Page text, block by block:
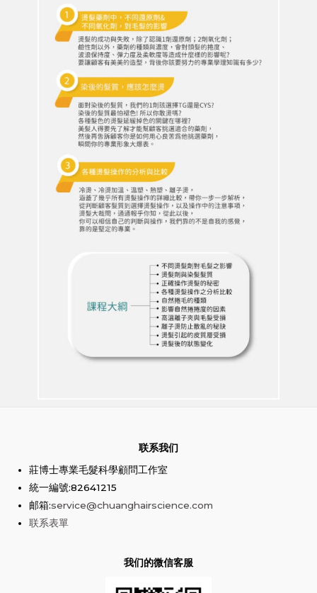
联系我们
莊博士專業毛髮科學顧問工作室
統一編號:82641215
邮箱:service@chuanghairscience.com
联系表單
我们的微信客服